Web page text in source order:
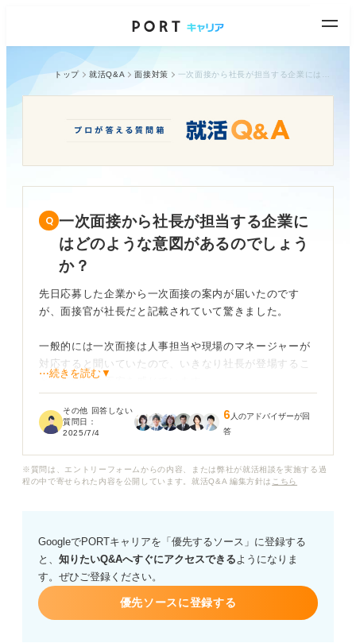
トップ 就活Q&A 面接対策
一次面接から社長が担当する企業に
はどのような意図があるのでしょう
か？
先日応募した企業から一次面接の案内が届いたのです
が、面接官が社長だと記載されていて驚きました。
一般的には一次面接は人事担当や現場のマネージャーが
対応すると聞いていたので、いきなり社長が登場するこ
とに戸惑いと不安を感じています。
社長が一次面接を担当する場合、企業はどのような意図
を持っているのでしょうか？
どのような点を見られるのか、どんな質問がされるの
か、また、逆質問をする際に注意すべきことなどがあれ
⋯続きを読む▼
その他 回答しない
質問日：
2025/7/4
6 人のアドバイザーが回
答
※質問は、エントリーフォームからの内容、または弊社が就活相談を実施する過
程の中で寄せられた内容を公開しています。就活Q&A 編集方針は こちら
GoogleでPORTキャリアを「優先するソース」に登録する
と、 知りたいQ&Aへすぐにアクセスできるようになりま
す。ぜひご登録ください。
優先ソースに登録する